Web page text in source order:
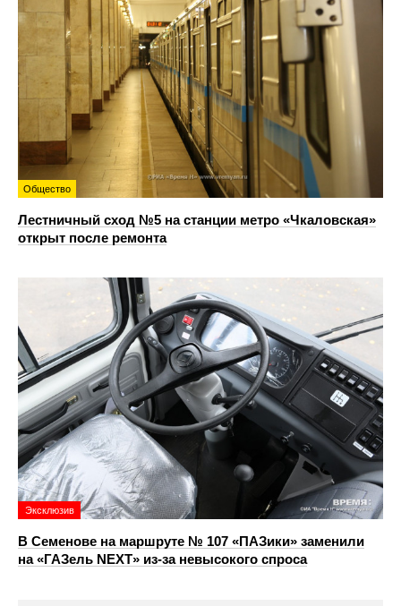
Общество
Лестничный сход №5 на станции метро «Чкаловская»
открыт после ремонта
Эксклюзив
В Семенове на маршруте № 107 «ПАЗики» заменили
на «ГАЗель NEXT» из‑за невысокого спроса